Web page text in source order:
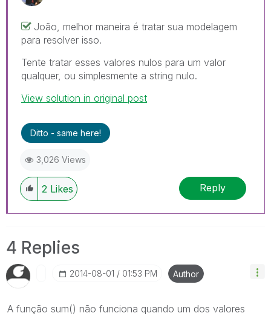
João, melhor maneira é tratar sua modelagem
para resolver isso.
Tente tratar esses valores nulos para um valor
qualquer, ou simplesmente a string nulo.
View solution in original post
Ditto - same here!
3,026 Views
2 Likes Reply
4 Replies
‎2014-08-01 01:53 PM Author
A função sum() não funciona quando um dos valores